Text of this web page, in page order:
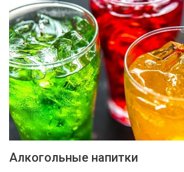
Алкогольные напитки